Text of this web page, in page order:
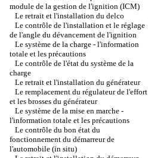
module de la gestion de l'ignition (ICM)
Le retrait et l'installation du delco
Le contrôle de l'installation et le réglage
de l'angle du dévancement de l'ignition
Le système de la charge - l'information
totale et les précautions
Le contrôle de l'état du système de la
charge
Le retrait et l'installation du générateur
Le remplacement du régulateur de l'effort
et les brosses du générateur
Le système de la mise en marche -
l'information totale et les précautions
Le contrôle du bon état du
fonctionnement du démarreur de
l'automobile (in situ)